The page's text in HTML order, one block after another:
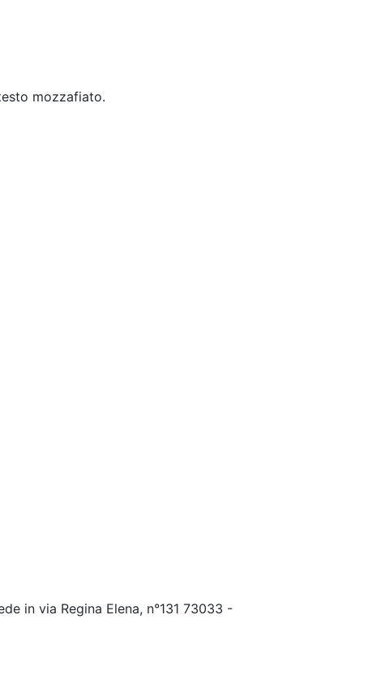
mozzafiato.
in via Regina Elena, n°131 73033 -